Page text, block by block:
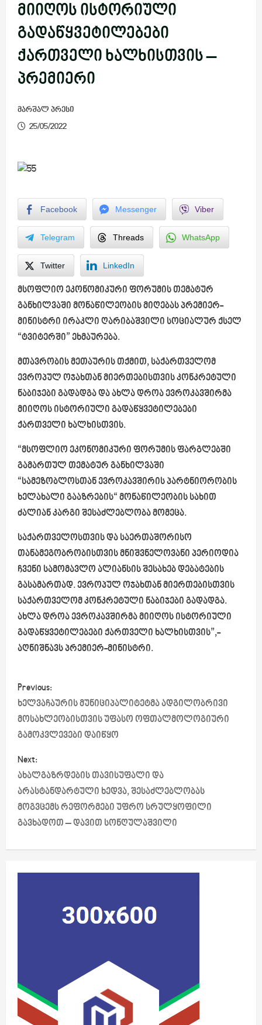
მიიღოს ისტორიული
გადაწყვეტილებები
ქართველი ხალხისთვის –
პრემიერი
მარშალ პრესი
25/05/2022
Facebook Messenger Viber
Telegram Threads WhatsApp
Twitter LinkedIn
მსოფლიო ეკონომიკური ფორუმის თემატურ
განხილვაში მონაწილეობის მიღებას პრემიერ-
მინისტრი ირაკლი ღარიბაშვილი სოციალურ ქსელ
“ტვიტერში” ეხმაურება.
მთავრობის მეთაურის თქმით, საქართველომ
ევროპულ ოჯახთან მიერთებისთვის კონკრეტული
ნაბიჯები გადადგა და ახლა დროა ევროკავშირმა
მიიღოს ისტორიული გადაწყვეტილებები
ქართველი ხალხისთვის.
“მსოფლიო ეკონომიკური ფორუმის ფარგლებში
გამართულ თემატურ განხილვაში
“სამეზობლოსთან ევროკავშირის პარტნიორობის
ხელახალი გააზრების“ მონაწილეობის სახით
ძალიან კარგი შესაძლებლობა მომეცა.
საქართველოსთვის და საერთაშორისო
თანამეგობრობისთვის მნიშვნელოვანი პერიოდია
ჩვენი სამომავლო ალიანსის შესახებ დებატების
გასამართად. ევროპულ ოჯახთან მიერთებისთვის
საქართველომ კონკრეტული ნაბიჯები გადადგა.
ახლა დროა ევროკავშირმა მიიღოს ისტორიული
გადაწყვეტილებები ქართველი ხალხისთვის”,-
აღნიშნავს პრემიერ-მინისტრი.
P
o
s
t
n
a
v
i
o
n
Previous:
ხელვაჩაურის მუნიციპალიტეტმა ადგილობრივი
მოსახლეობისთვის უფასო ოფთალმოლოგიური
გამოკვლევები დაიწყო
Next:
ახალგაზრდების თავისუფალი და
არასტანდარტული ხედვა, შესაძლებლობას
მოგვცემს რეფორმები უფრო სრულყოფილი
გავხადოთ – დავით სონღულაშვილი